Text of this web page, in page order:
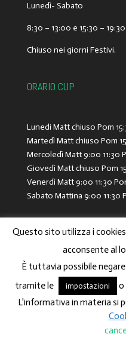
Lunedì- Sabato
8:30 – 13:00 e 15:30 – 19:30
Chiuso nei giorni Festivi.
ORARIO CUP
Lunedi Matt chiuso Pom
Martedì Matt chiuso Pom
Mercoledì Matt 9:00 11:30
Giovedì Matt chiuso Pom
Venerdì Matt 9:00 11:30
Sabato Mattina 9:00 11:30
News
by
Questo sito utilizza i
acconsente al
È tuttavia possibile
tramite le
impostazioni o
L'informativa in materia si